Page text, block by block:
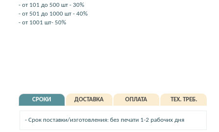
- от 101 до 500 шт - 30%
- от 501 до 1000 шт - 40%
- от 1001 шт- 50%
СРОКИ ДОСТАВКА ОПЛАТА ТЕХ. ТРЕБ.
- Срок поставки/изготовления: без печати 1-2 рабочих дня